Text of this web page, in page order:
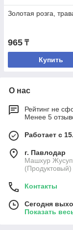
Золотая розга,
965 ₸
Купить
О нас
Рейтинг не
Менее 5
Работает с
г. Павлодар
Машхур
Контакты
Сегодня
Показать